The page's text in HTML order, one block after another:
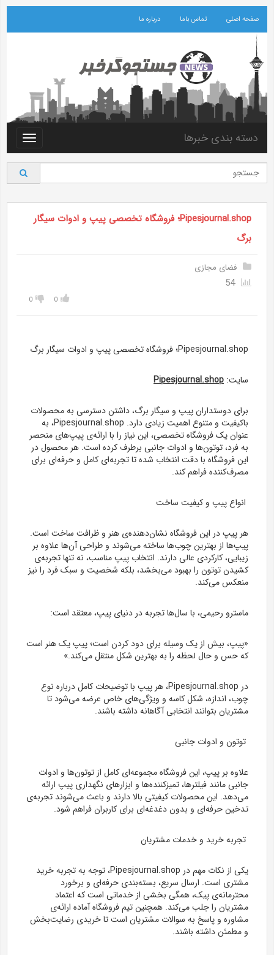
صفحه اصلی تماس باما درباره ما
Toggle
دسته بندی خبرها
Pipesjournal.shop؛ فروشگاه تخصصی پیپ و ادوات سیگار
برگ
فضای مجازی
0
0
Pipesjournal.shop؛ فروشگاه تخصصی پیپ و ادوات سیگار برگ
سایت: Pipesjournal.shop
برای دوستداران پیپ و سیگار برگ، داشتن دسترسی به محصولات
باکیفیت و متنوع اهمیت زیادی دارد. Pipesjournal.shop، به
عنوان یک فروشگاه تخصصی، این نیاز را با ارائه‌ی پیپ‌های منحصر
به فرد، توتون‌ها و ادوات جانبی برطرف کرده است. هر محصول در
این فروشگاه با دقت انتخاب شده تا تجربه‌ای کامل و حرفه‌ای برای
مصرف‌کننده فراهم کند.
انواع پیپ و کیفیت ساخت
هر پیپ در این فروشگاه نشان‌دهنده‌ی هنر و ظرافت ساخت است.
پیپ‌ها از بهترین چوب‌ها ساخته می‌شوند و طراحی آن‌ها علاوه بر
زیبایی، کارکردی عالی دارند. انتخاب پیپ مناسب، نه تنها تجربه‌ی
کشیدن توتون را بهبود می‌بخشد، بلکه شخصیت و سبک فرد را نیز
منعکس می‌کند.
ماسترو رحیمی، با سال‌ها تجربه در دنیای پیپ، معتقد است:
«پیپ، بیش از یک وسیله برای دود کردن است؛ پیپ یک هنر است
که حس و حال لحظه را به بهترین شکل منتقل می‌کند.»
در Pipesjournal.shop، هر پیپ با توضیحات کامل درباره نوع
چوب، اندازه، شکل کاسه و ویژگی‌های خاص عرضه می‌شود تا
مشتریان بتوانند انتخابی آگاهانه داشته باشند.
توتون و ادوات جانبی
علاوه بر پیپ، این فروشگاه مجموعه‌ای کامل از توتون‌ها و ادوات
جانبی مانند فیلترها، تمیزکننده‌ها و ابزارهای نگهداری پیپ ارائه
می‌دهد. این محصولات کیفیتی بالا دارند و باعث می‌شوند تجربه‌ی
تدخین حرفه‌ای و بدون دغدغه‌ای برای کاربران فراهم شود.
تجربه خرید و خدمات مشتریان
یکی از نکات مهم در Pipesjournal.shop، توجه به تجربه خرید
مشتری است. ارسال سریع، بسته‌بندی حرفه‌ای و برخورد
محترمانه‌ی پیک، همگی بخشی از خدماتی است که اعتماد
مشتریان را جلب می‌کند. همچنین تیم فروشگاه آماده ارائه‌ی
مشاوره و پاسخ به سوالات مشتریان است تا خریدی رضایت‌بخش
و مطمئن داشته باشند.